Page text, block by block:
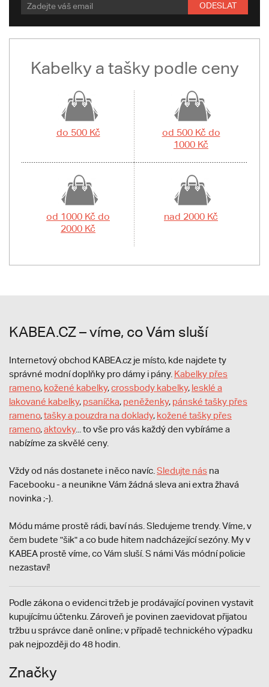
ODESLAT
Kabelky a tašky podle ceny
do 500 Kč
od 500 Kč do
1000 Kč
od 1000 Kč do
2000 Kč
nad 2000 Kč
KABEA.CZ – víme, co Vám sluší
Internetový obchod KABEA.cz je místo, kde najdete ty
správné modní doplňky pro dámy i pány. Kabelky přes
rameno, kožené kabelky,crossbody kabelky, lesklé a
lakované kabelky, psaníčka, peněženky, pánské tašky přes
rameno,tašky a pouzdra na doklady, kožené tašky přes
rameno,aktovky... to vše pro vás každý den vybíráme a
nabízíme za skvělé ceny.
Vždy od nás dostanete i něco navíc. Sledujte nás na
Facebooku - a neunikne Vám žádná sleva ani extra žhavá
novinka ;-).
Módu máme prostě rádi, baví nás. Sledujeme trendy. Víme, v
čem budete "šik" a co bude hitem nadcházející sezóny. My v
KABEA prostě víme, co Vám sluší. S námi Vás módní policie
nezastaví!
Podle zákona o evidenci tržeb je prodávající povinen vystavit
kupujícímu účtenku. Zároveň je povinen zaevidovat přijatou
tržbu u správce daně online; v případě technického výpadku
pak nejpozději do 48 hodin.
Značky